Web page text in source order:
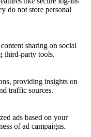
do not store personal
sharing on social
third-party tools.
providing insights on
traffic sources.
ads based on your
of ad campaigns.